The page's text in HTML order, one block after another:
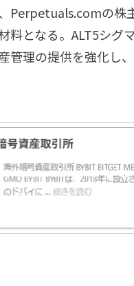
Perpetuals.comの株
料となる。ALT5シ
管理の提供を強化し